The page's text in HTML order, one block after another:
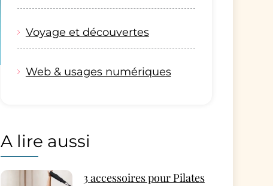
Voyage et découvertes
Web & usages numériques
A lire aussi
3 accessoires pour Pilates